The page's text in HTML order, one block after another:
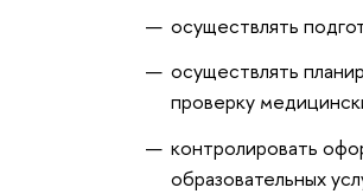
осуществлять
осуществлять
проверку
контролировать
образовательных